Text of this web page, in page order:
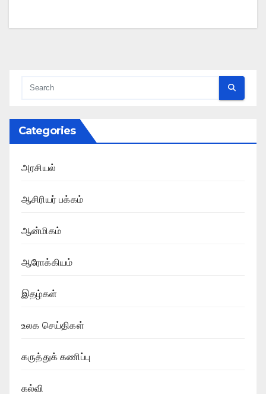
Categories
அரசியல்
ஆசிரியர் பக்கம்
ஆன்மிகம்
ஆரோக்கியம்
இதழ்கள்
உலக செய்திகள்
கருத்துக் கணிப்பு
கல்வி